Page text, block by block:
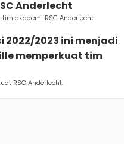
Anderlecht
akademi RSC Anderlecht.
2022/2023 ini menjadi
memperkuat tim
RSC Anderlecht.